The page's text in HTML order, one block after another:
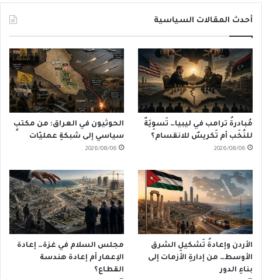
أحدث المقالات السياسية
مُبادرةُ ترامب في ليبيا… تَسوِيَةٌ
للنُخَب أم تَكريسٌ للانقسام؟
2026/08/06
الحوثيون في العراق: من مكتبٍ
سياسي إلى شبكةِ عمليّات
2026/08/06
الأردن وإعادةُ تَشكيلِ الشرق
الأوسط… من إدارةِ الأزمات إلى
بناءِ الدور
مجلس السلام في غزة… إعادة
الإعمار أم إعادة هندسة
القطاع؟